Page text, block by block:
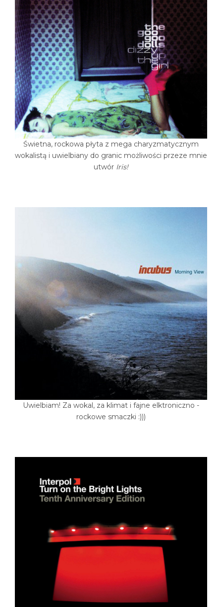
Świetna, rockowa płyta z mega charyzmatycznym
wokalistą i uwielbiany do granic możliwości przeze mnie
utwór Iris!
Uwielbiam! Za wokal, za klimat i fajne elktroniczno -
rockowe smaczki :)))